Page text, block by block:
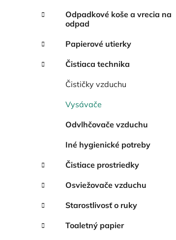
Odpadkové koše a vrecia na
odpad
Papierové utierky
Čistiaca technika
Čističky vzduchu
Vysávače
Odvlhčovače vzduchu
Iné hygienické potreby
Čistiace prostriedky
Osviežovače vzduchu
Starostlivosť o ruky
Toaletný papier